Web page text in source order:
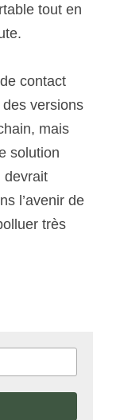
tout en
contact
des versions
mais
solution
devrait
l’avenir de
très